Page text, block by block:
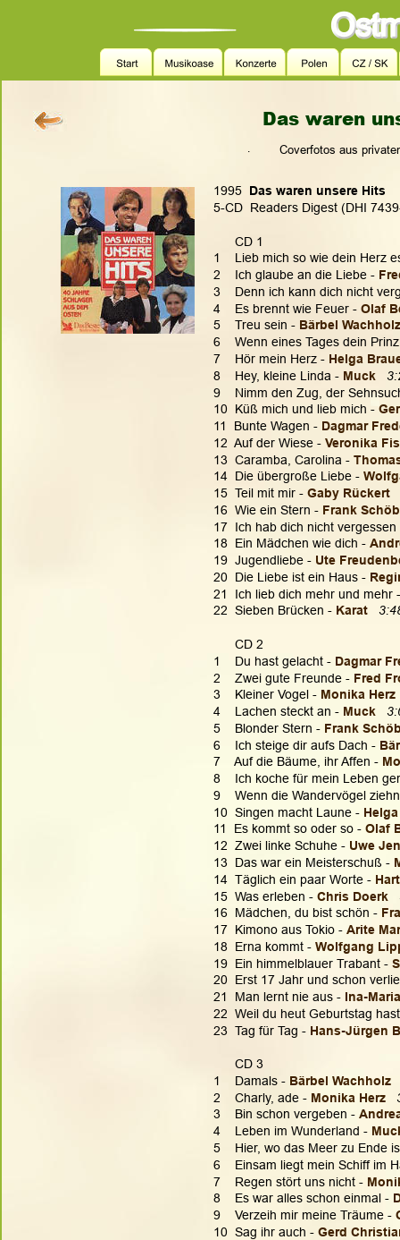
Das waren
. Coverfotos aus
1995 Das waren unsere Hits
5-CD  Readers Digest (DHI
      CD 1
1    Lieb mich so wie dein Herz
2    Ich glaube an die Liebe -
3    Denn ich kann dich nicht
4    Es brennt wie Feuer - Olaf
5    Treu sein - Bärbel Wachholz
6    Wenn eines Tages dein
7    Hör mein Herz - Helga
8    Hey, kleine Linda - Muck
9    Nimm den Zug, der
10  Küß mich und lieb mich -
11  Bunte Wagen - Dagmar
12  Auf der Wiese - Veronika
13  Caramba, Carolina -
14  Die übergroße Liebe -
15  Teil mit mir - Gaby Rückert
16  Wie ein Stern - Frank
17  Ich hab dich nicht
18  Ein Mädchen wie dich -
19  Jugendliebe - Ute
20  Die Liebe ist ein Haus -
21  Ich lieb dich mehr und mehr
22  Sieben Brücken - Karat
      CD 2
1    Du hast gelacht - Dagmar
2    Zwei gute Freunde - Fred
3    Kleiner Vogel - Monika Herz
4    Lachen steckt an - Muck
5    Blonder Stern - Frank
6    Ich steige dir aufs Dach -
7    Auf die Bäume, ihr Affen -
8    Ich koche für mein Leben
9    Wenn die Wandervögel
10  Singen macht Laune -
11  Es kommt so oder so - Olaf
12  Zwei linke Schuhe - Uwe
13  Das war ein Meisterschuß -
14  Täglich ein paar Worte -
15  Was erleben - Chris Doerk
16  Mädchen, du bist schön -
17  Kimono aus Tokio - Arite
18  Erna kommt - Wolfgang
19  Ein himmelblauer Trabant -
20  Erst 17 Jahr und schon
21  Man lernt nie aus - Ina-
22  Weil du heut Geburtstag
23  Tag für Tag - Hans-Jürgen
      CD 3
1    Damals - Bärbel Wachholz
2    Charly, ade - Monika Herz
3    Bin schon vergeben -
4    Leben im Wunderland -
5    Hier, wo das Meer zu Ende
6    Einsam liegt mein Schiff im
7    Regen stört uns nicht -
8    Es war alles schon einmal -
9    Verzeih mir meine Träume -
10  Sag ihr auch - Gerd